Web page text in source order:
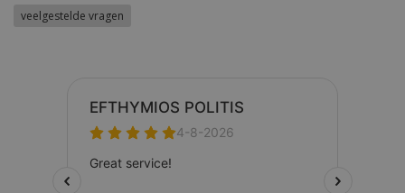
veelgestelde vragen